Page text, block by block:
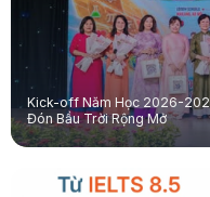
Kick-off Năm Học 2026-
Đón Bầu Trời Rộng Mở